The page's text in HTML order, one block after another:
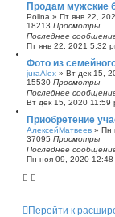
Продам мужские
Polina » Пт янв 22,
18213 Просмотры
Последнее
Пт янв 22, 2021 5:32
Фото из
juraAlex » Вт дек 15,
15530 Просмотры
Последнее
Вт дек 15, 2020 11:59
Приобретение
АлексейМатвеев » Пн
37095 Просмотры
Последнее
Пн ноя 09, 2020 12:48
Перейти к